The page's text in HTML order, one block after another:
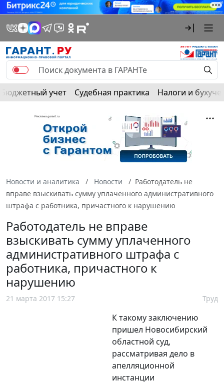
Бюджетный учет Судебная практика Налоги и
Новости и аналитика Новости
Работодатель не
вправе взыскивать сумму уплаченного административного
штрафа с работника, причастного к нарушению
Работодатель не вправе
взыскивать сумму уплаченного
административного штрафа с
работника, причастного к
нарушению
21 марта 2017 15:27 Труд
К такому заключению
пришел Новосибирский
областной суд,
рассматривая дело в
апелляционной
инстанции